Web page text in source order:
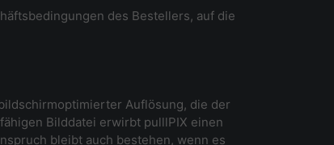
des Bestellers, auf die
Auflösung, die der
Bilddatei erwirbt pulllPIX einen
bleibt auch bestehen, wenn es